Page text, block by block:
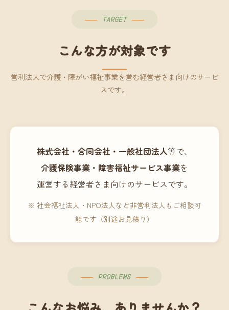
TARGET
こんな方が対象です
営利法人で介護・障がい福祉事業を営む経営者さま向けのサービ
スです。
株式会社・合同会社・一般社団法人等で、
介護保険事業・障害福祉サービス事業を
運営する経営者さま向けのサービスです。
※ 社会福祉法人・NPO法人など非営利法人もご相談可
能です（別途お見積り）
PROBLEMS